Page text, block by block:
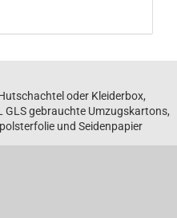
oder Kleiderbox,
GLS gebrauchte Umzugskartons,
und Seidenpapier